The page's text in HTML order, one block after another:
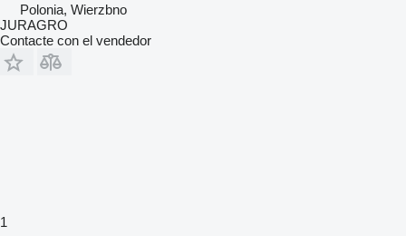
Polonia, Wierzbno
JURAGRO
Contacte con el vendedor
1